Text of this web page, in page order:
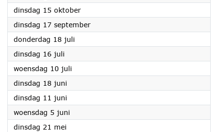
dinsdag 15 oktober2019
dinsdag 17 september2019
donderdag 18 juli
dinsdag 16 juli
woensdag 10 juli
dinsdag 18 juni
dinsdag 11 juni
woensdag 5 juni
dinsdag 21 mei